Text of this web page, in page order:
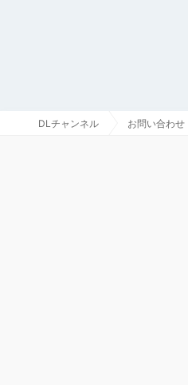
DLチャンネル お問い合わせ